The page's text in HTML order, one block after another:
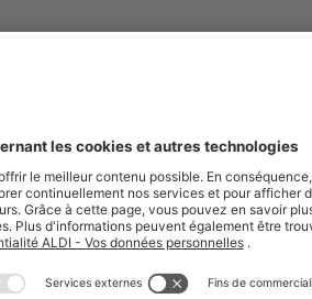
aucune de nos offres.